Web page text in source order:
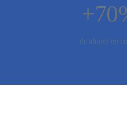
de ahorro en